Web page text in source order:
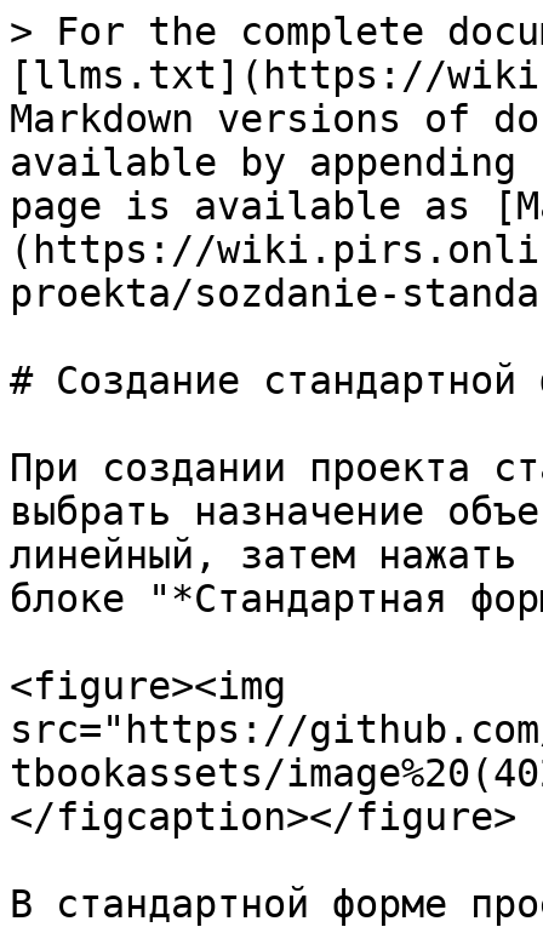
> For the complete
[llms.txt](https://
Markdown versions of
available by
page is available as
(https://
proekta/sozdanie-
# Создание стандартной
При создании проекта
выбрать назначение
линейный, затем
блоке "*Стандартная
<figure><img
src="https://
tbookassets/
</figcaption></figure>
В стандартной форме